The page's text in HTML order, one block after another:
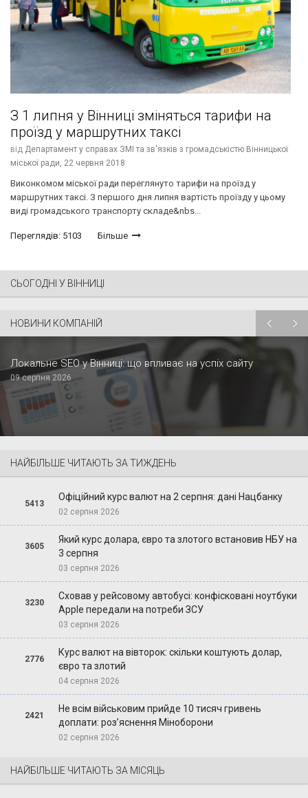
З 1 липня у Вінниці зміняться тарифи на
проїзд у маршрутних таксі
від Департамент у справах ЗМІ та зв'язків з громадськістю Вінницької
міської ради, 22 червня 2018
Виконкомом міської ради переглянуто тарифи на проїзд у
маршрутних таксі. З першого дня липня вартість проїзду у цьому
виді громадського транспорту складе&nbs...
Переглядів: 5103 Більше
СЬОГОДНІ У ВІННИЦІ
НОВИНИ КОМПАНІЙ
Локальне SEO у Вінниці: що впливає на успіх сайту
09 серпня 2026
НАЙБІЛЬШЕ ЧИТАЮТЬ ЗА ТИЖДЕНЬ
5413
Офіційний курс валют на 2 серпня: дані Нацбанку
02 серпня 2026
3605
Який курс долара, євро та злотого встановив НБУ на
3 серпня
03 серпня 2026
3230
Сховав у рейсовому автобусі: конфісковані ноутбуки
Apple передали на потреби ЗСУ
03 серпня 2026
2776
Курс валют на вівторок: скільки коштують долар,
євро та злотий
04 серпня 2026
2421
Не всім військовим прийде 10 тисяч гривень
доплати: роз’яснення Міноборони
02 серпня 2026
НАЙБІЛЬШЕ ЧИТАЮТЬ ЗА МІСЯЦЬ